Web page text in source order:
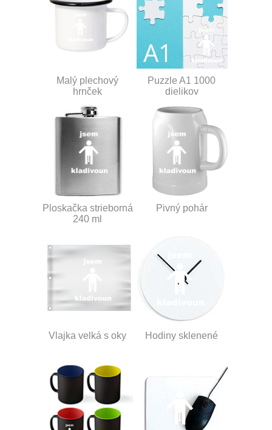
Malý plechový
hrnček
Puzzle A1 1000
dielikov
Ploskačka strieborná
240 ml
Pivný pohár
Vlajka velká s oky Hodiny sklenené